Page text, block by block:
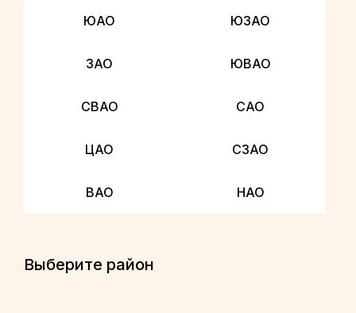
ЮАО ЮЗАО
ЗАО ЮВАО
СВАО САО
ЦАО СЗАО
ВАО НАО
Выберите район